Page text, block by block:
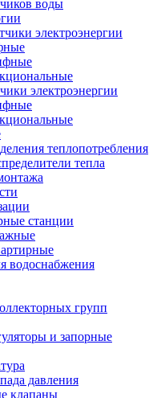
воды
электроэнергии
электроэнергии
теплопотребления
тепла
станции
водоснабжения
групп
и запорные
давления
клапаны